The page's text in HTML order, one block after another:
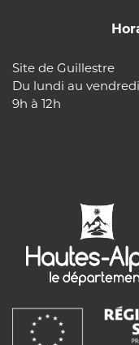
Site de Guillestre
Du lundi au
9h à 12h